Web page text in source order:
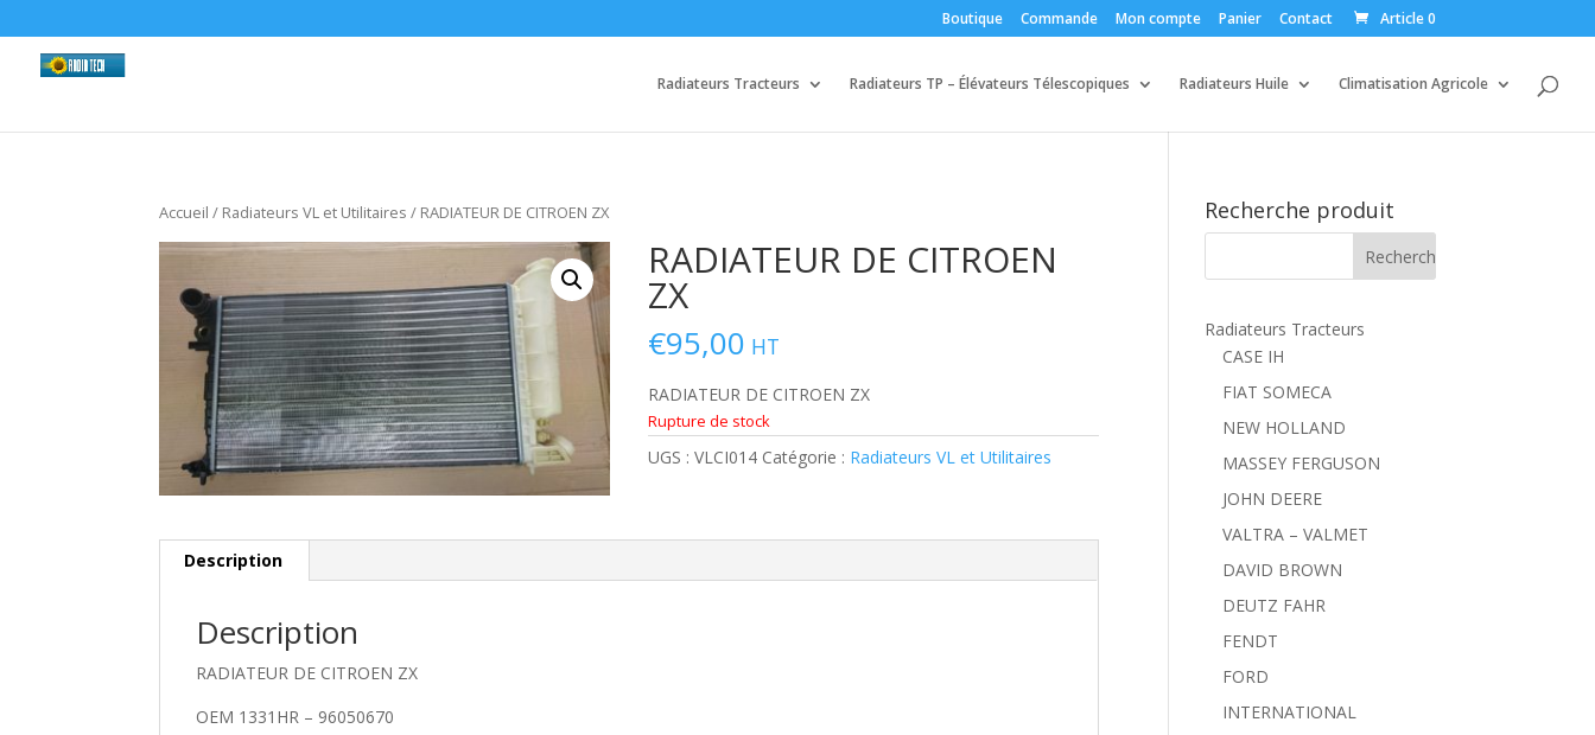
Boutique Commande Mon compte Panier Contact Article 0
Radiateurs Tracteurs Radiateurs TP – Élévateurs Télescopiques Radiateurs Huile Climatisation Agricole
Accueil / Radiateurs VL et Utilitaires / RADIATEUR DE CITROEN ZX
RADIATEUR DE CITROEN
ZX
€95,00 HT
RADIATEUR DE CITROEN ZX
Rupture de stock
UGS :VLCI014 Catégorie : Radiateurs VL et Utilitaires
Description
Description
RADIATEUR DE CITROEN ZX
OEM 1331HR – 96050670
Recherche produit
Radiateurs Tracteurs
CASE IH
FIAT SOMECA
NEW HOLLAND
MASSEY FERGUSON
JOHN DEERE
VALTRA – VALMET
DAVID BROWN
DEUTZ FAHR
FENDT
FORD
INTERNATIONAL